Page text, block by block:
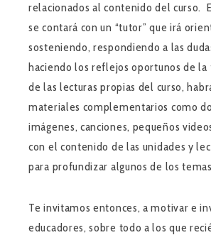
relacionados al contenido del curso.
se contará con un “tutor” que irá
sosteniendo, respondiendo a las
haciendo los reflejos oportunos de la
de las lecturas propias del curso,
materiales complementarios como
imágenes, canciones, pequeños
con el contenido de las unidades y
para profundizar algunos de los
Te invitamos entonces, a motivar e
educadores, sobre todo a los que